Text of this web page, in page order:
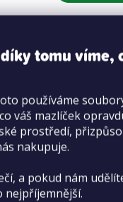
tomu víme,
používáme
váš mazlíček
prostředí,
nakupuje.
a pokud nám
nejpříjemnější.